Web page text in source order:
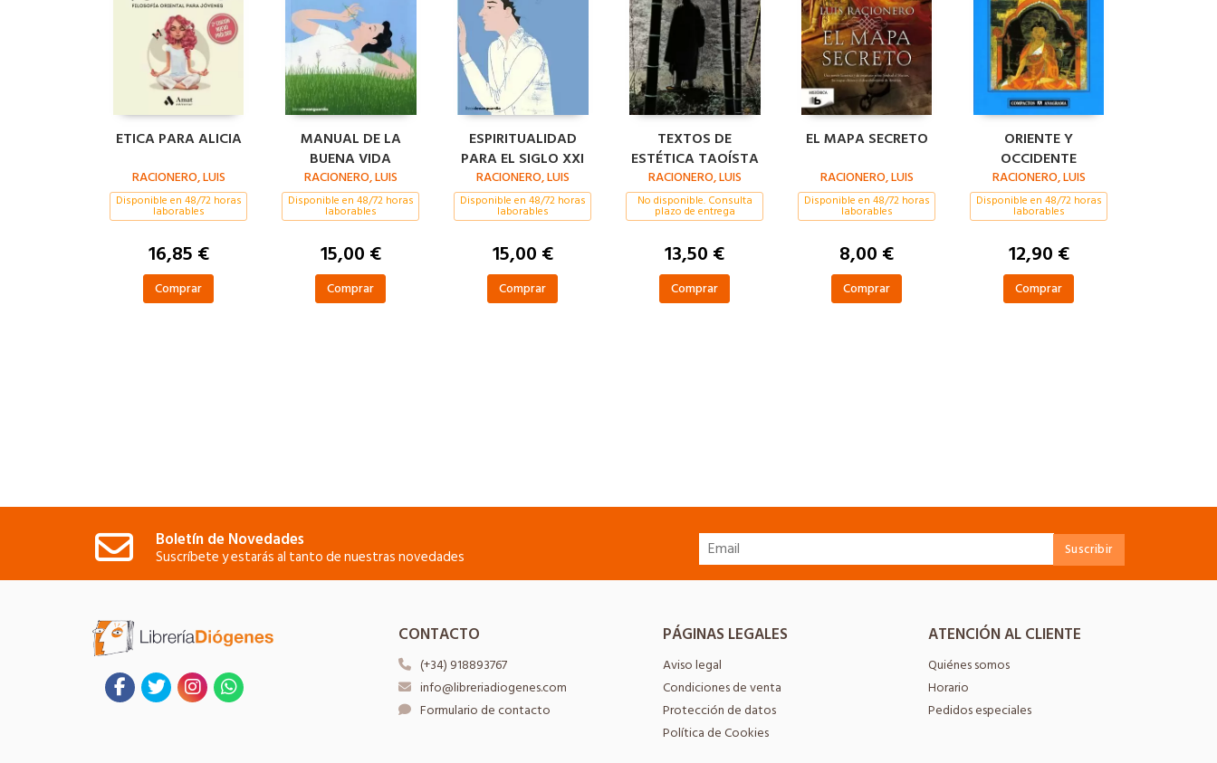
ETICA PARA ALICIA
RACIONERO, LUIS
Disponible en 48/72 horas
laborables
16,85 €
Comprar
MANUAL DE LA
BUENA VIDA
RACIONERO, LUIS
Disponible en 48/72 horas
laborables
15,00 €
Comprar
ESPIRITUALIDAD
PARA EL SIGLO XXI
RACIONERO, LUIS
Disponible en 48/72 horas
laborables
15,00 €
Comprar
TEXTOS DE
ESTÉTICA TAOÍSTA
RACIONERO, LUIS
No disponible. Consulta
plazo de entrega
13,50 €
Comprar
EL MAPA SECRETO
RACIONERO, LUIS
Disponible en 48/72 horas
laborables
8,00 €
Comprar
ORIENTE Y
OCCIDENTE
RACIONERO, LUIS
Disponible en 48/72 horas
laborables
12,90 €
Comprar
Boletín de Novedades
Suscríbete y estarás al tanto de nuestras novedades
CONTACTO
(+34) 918893767
info@libreriadiogenes.com
Formulario de contacto
PÁGINAS LEGALES
Aviso legal
Condiciones de venta
Protección de datos
Política de Cookies
ATENCIÓN AL CLIENTE
Quiénes somos
Horario
Pedidos especiales